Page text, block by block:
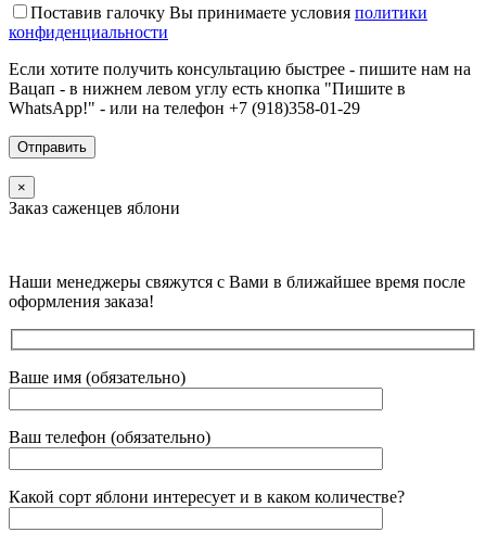
Поставив галочку Вы принимаете условия политики
конфиденциальности
Если хотите получить консультацию быстрее - пишите нам на
Вацап - в нижнем левом углу есть кнопка "Пишите в
WhatsApp!" - или на телефон +7 (918)358-01-29
×
Заказ саженцев яблони
Наши менеджеры свяжутся с Вами в ближайшее время после
оформления заказа!
Ваше имя (обязательно)
Ваш телефон (обязательно)
Какой сорт яблони интересует и в каком количестве?